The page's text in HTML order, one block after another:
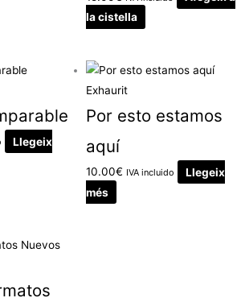
la cistella
Llegeix
Exhaurit
Por esto estamos
aquí
10.00€ IVA incluido
Llegeix
més